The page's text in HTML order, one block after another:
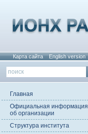
Карта сайта English version
Главная
Официальная информация
об организации
Структура института